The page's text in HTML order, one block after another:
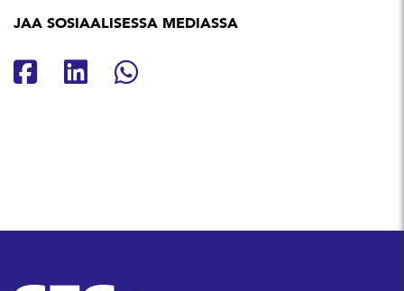
JAA SOSIAALISESSA MEDIASSA
Jaa Facebookissa
Jaa Linkedinissä
Jaa Whatsappissa